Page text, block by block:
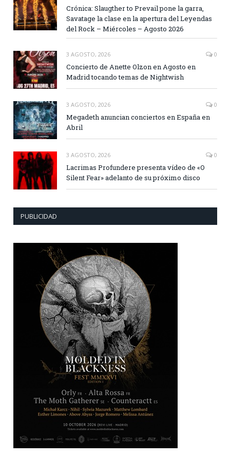
Crónica: Slaugther to Prevail pone la garra,
Savatage la clase en la apertura del Leyendas
del Rock – Miércoles – Agosto 2026
3 AGOSTO, 2026 0
Concierto de Anette Olzon en Agosto en
Madrid tocando temas de Nightwish
3 AGOSTO, 2026 0
Megadeth anuncian conciertos en España en
Abril
3 AGOSTO, 2026 0
Lacrimas Profundere presenta vídeo de «O
Silent Fear» adelanto de su próximo disco
PUBLICIDAD